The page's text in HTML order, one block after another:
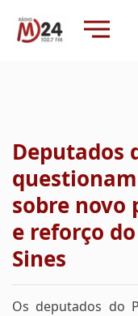
Deputados
sobre novo
e reforço
Sines
Os deputados do